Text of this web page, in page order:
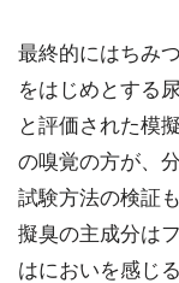
最終的にはちみ
をはじめとする
と評価された模
の嗅覚の方が、
試験方法の検証
擬臭の主成分は
はにおいを感じ